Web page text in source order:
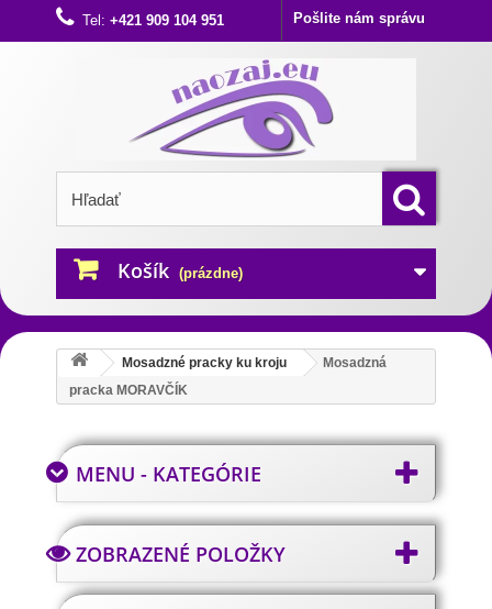
Pošlite nám správu
Tel: +421 909 104 951
Košík (prázdne)
Mosadzné pracky ku kroju
Mosadzná
pracka MORAVČÍK
MENU - KATEGÓRIE
ZOBRAZENÉ POLOŽKY